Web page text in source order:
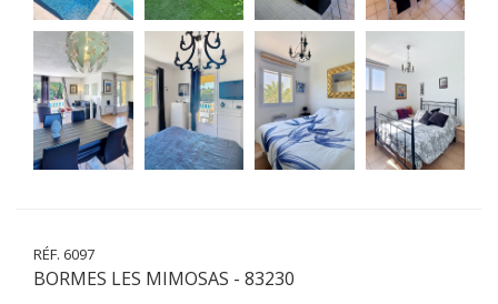
RÉF. 6097
BORMES LES MIMOSAS - 83230